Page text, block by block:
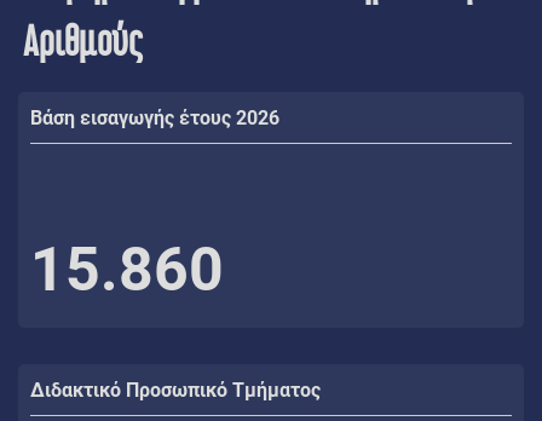
Αριθμούς
Βάση εισαγωγής έτους 2026
15.860
Διδακτικό Προσωπικό Τμήματος